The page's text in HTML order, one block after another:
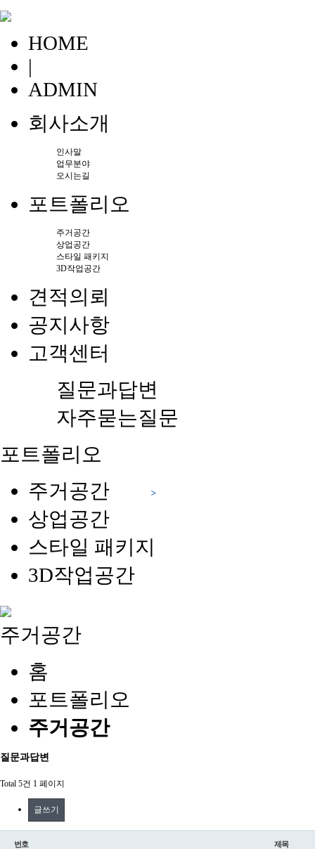
HOME
|
ADMIN
회사소개
인사말
업무분야
오시는길
포트폴리오
주거공간
상업공간
스타일 패키지
3D작업공간
견적의뢰
공지사항
고객센터
질문과답변
자주묻는질문
포트폴리오
주거공간
상업공간
스타일 패키지
3D작업공간
주거공간
홈
포트폴리오
주거공간
질문과답변
Total 5건 1 페이지
글쓰기
번호 제목